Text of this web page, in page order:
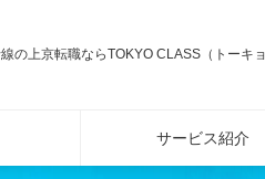
の上京転職ならTOKYO CLASS（トーキョ
サービス紹介